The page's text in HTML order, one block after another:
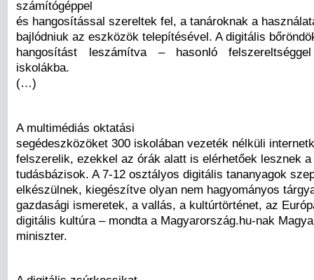
számítógéppel
és hangosítással szereltek fel, a tanároknak a
bajlódniuk az eszközök telepítésével. A digitális
hangosítást leszámítva – hasonló
iskolákba.
(…)
A multimédiás oktatási
segédeszközöket 300 iskolában vezeték nélküli
felszerelik, ezekkel az órák alatt is elérhetőek lesznek
tudásbázisok. A 7-12 osztályos digitális tananyagok
elkészülnek, kiegészítve olyan nem hagyományos
gazdasági ismeretek, a vallás, a kultúrtörténet, az
digitális kultúra – mondta a Magyarország.hu-nak
miniszter.